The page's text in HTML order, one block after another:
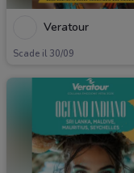
Veratour
Scade il 30/09